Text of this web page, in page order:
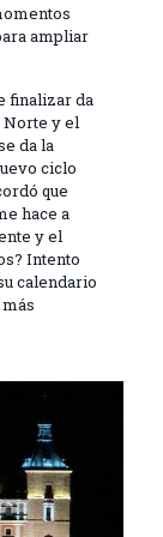
ampliar
finalizar da
y el
da la
ciclo
que
hace a
y el
Intento
calendario